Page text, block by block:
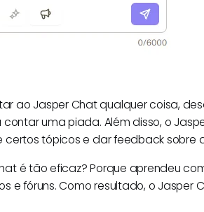
ao Jasper Chat qualquer coisa,
contar uma piada. Além disso, o
certos tópicos e dar feedback sobre
é tão eficaz? Porque aprendeu
e fóruns. Como resultado, o Jasper